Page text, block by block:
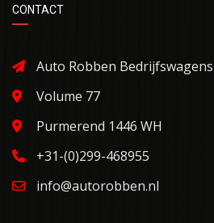
CONTACT
Auto Robben Bedrijfswagens
Volume 77
Purmerend 1446 WH
+31-(0)299-468955
info@autorobben.nl